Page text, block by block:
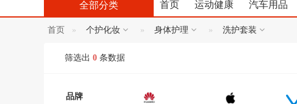
首页 运动健康 汽车用品
全部分类
首页 个护化妆 身体护理 洗护套装
筛选出 0 条数据
品牌